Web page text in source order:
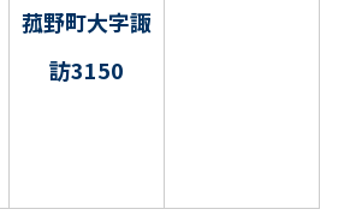
菰野町大字諏
訪3150